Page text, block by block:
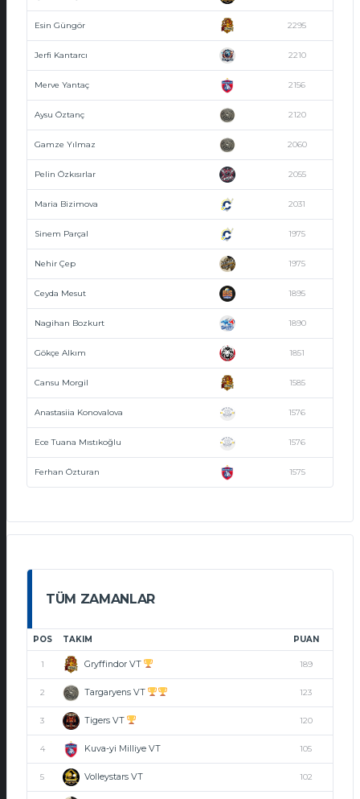
Esin Güngör 2295
Jerfi Kantarcı 2210
Merve Yantaç 2156
Aysu Öztanç 2120
Gamze Yılmaz 2060
Pelin Özkısırlar 2055
Maria Bizimova 2031
Sinem Parçal 1975
Nehir Çep 1975
Ceyda Mesut 1895
Nagihan Bozkurt 1890
Gökçe Alkım 1851
Cansu Morgil 1585
Anastasiia Konovalova 1576
Ece Tuana Mıstıkoğlu 1576
Ferhan Özturan 1575
TÜM ZAMANLAR
POS TAKIM PUAN
1 Gryffindor VT 189
2 Targaryens VT 123
3 Tigers VT 120
4 Kuva-yi Milliye VT 105
5 Volleystars VT 102